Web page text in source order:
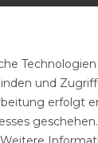
und
erfolgt